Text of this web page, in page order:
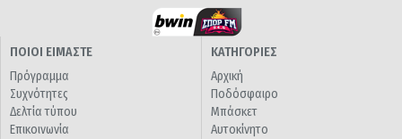
ΠΟΙΟΙ ΕΙΜΑΣΤΕ
Πρόγραμμα
Συχνότητες
Δελτία τύπου
Επικοινωνία
ΚΑΤΗΓΟΡΙΕΣ
Αρχική
Ποδόσφαιρο
Μπάσκετ
Αυτοκίνητο